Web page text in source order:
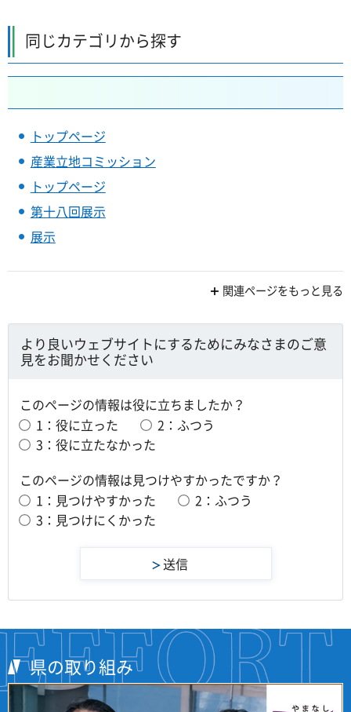
同じカテゴリから探す
トップページ
産業立地コミッション
トップページ
第十八回展示
展示
関連ページをもっと見る
より良いウェブサイトにするためにみなさまのご意
見をお聞かせください
このページの情報は役に立ちましたか？
1：役に立った
2：ふつう
3：役に立たなかった
このページの情報は見つけやすかったですか？
1：見つけやすかった
2：ふつう
3：見つけにくかった
県の取り組み